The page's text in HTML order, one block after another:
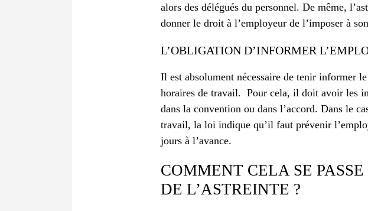
alors des délégués du personnel. De même,
donner le droit à l’employeur de l’imposer à
L’OBLIGATION D’INFORMER
Il est absolument nécessaire de tenir informer
horaires de travail. Pour cela, il doit avoir les
dans la convention ou dans l’accord. Dans le
travail, la loi indique qu’il faut prévenir
jours à l’avance.
COMMENT CELA SE
DE L’ASTREINTE ?